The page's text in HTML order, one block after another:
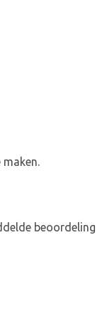
maken.
beoordeling